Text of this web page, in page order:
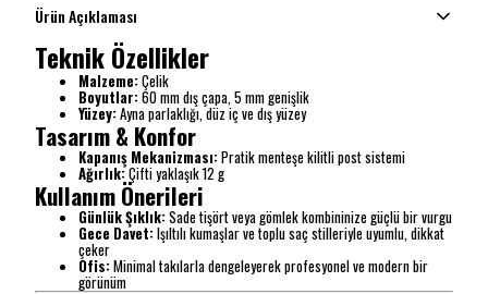
Ürün Açıklaması
Teknik Özellikler
Malzeme:Çelik
Boyutlar:60 mm dış çapa, 5 mm genişlik
Yüzey:Ayna parlaklığı, düz iç ve dış yüzey
Tasarım & Konfor
Kapanış Mekanizması:Pratik menteşe kilitli post sistemi
Ağırlık:Çifti yaklaşık 12 g
Kullanım Önerileri
Günlük Şıklık:Sade tişört veya gömlek kombininize güçlü bir vurgu
Gece Davet:Işıltılı kumaşlar ve toplu saç stilleriyle uyumlu, dikkat
çeker
Ofis:Minimal takılarla dengeleyerek profesyonel ve modern bir
görünüm